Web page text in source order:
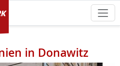
in Donawitz